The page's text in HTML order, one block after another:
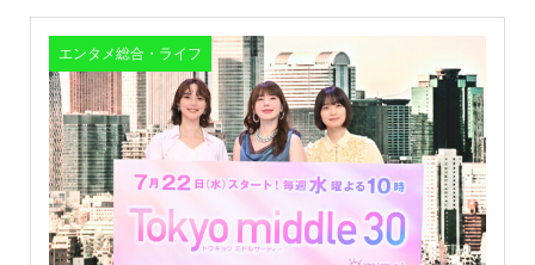
エンタメ総合・ライフ